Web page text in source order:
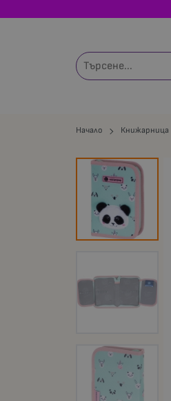
Начало Книжарница